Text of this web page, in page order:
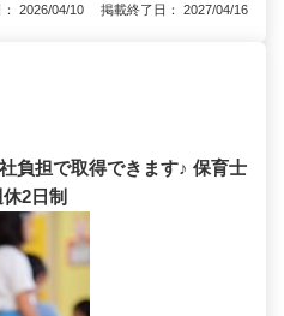
： 2026/04/10 掲載終了日： 2027/04/16
負担で取得できます♪ 保育士
2日制